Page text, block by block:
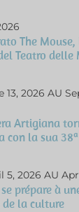
The
Teatro delle
13, 2026 AU
Artigiana
con la sua
5, 2026 AU
prépare à
de la culture